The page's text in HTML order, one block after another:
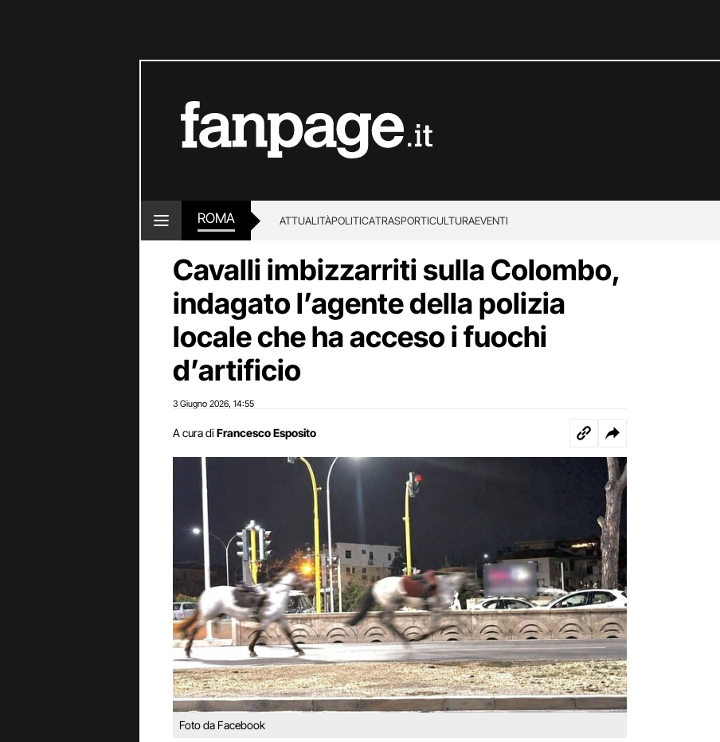
ROMA ATTUALITÀPOLITICATRASPORTICULTURAEVENTI
Cavalli imbizzarriti sulla Colombo,
indagato l’agente della polizia
locale che ha acceso i fuochi
d’artificio
3 Giugno 2026 14:55
A cura di Francesco Esposito
Foto da Facebook